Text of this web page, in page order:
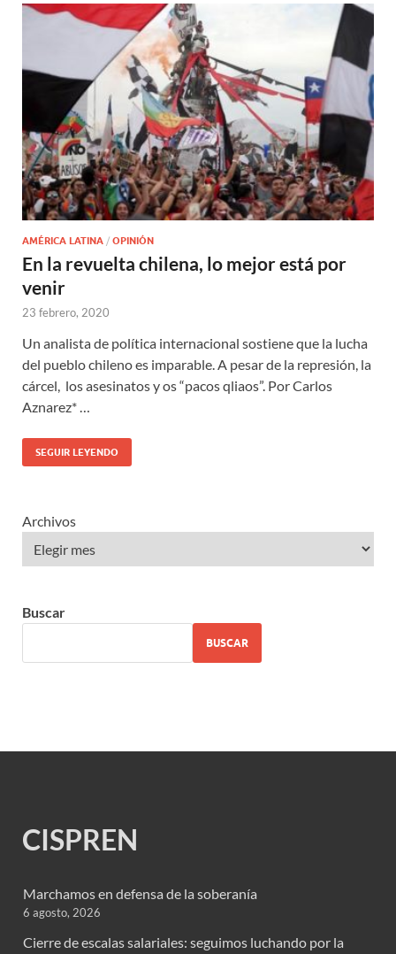
AMÉRICA LATINA / OPINIÓN
En la revuelta chilena, lo mejor está por
venir
23 febrero, 2020
Un analista de política internacional sostiene que la lucha
del pueblo chileno es imparable. A pesar de la represión, la
cárcel, los asesinatos y os “pacos qliaos”. Por Carlos
Aznarez* …
SEGUIR LEYENDO
Archivos
Buscar
BUSCAR
CISPREN
Marchamos en defensa de la soberanía
6 agosto, 2026
Cierre de escalas salariales: seguimos luchando por la